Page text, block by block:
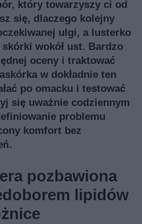
który towarzyszy ci od
się, dlaczego kolejny
ulgi, a lusterko
wokół ust. Bardzo
oceny i traktować
w dokładnie ten
po omacku i testować
się uważnie codziennym
problemu
komfort bez
pozbawiona
lipidów